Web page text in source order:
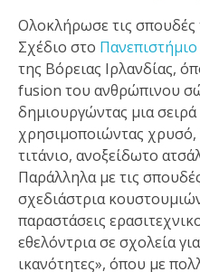
Ολοκλήρωσε τις σπουδές
Σχέδιο στο
της Βόρειας Ιρλανδίας,
fusion του ανθρώπινου
δημιουργώντας μια
χρησιμοποιώντας χρυσό,
τιτάνιο, ανοξείδωτο
Παράλληλα με τις
σχεδιάστρια
παραστάσεις
εθελόντρια σε σχολεία
ικανότητες», όπου με